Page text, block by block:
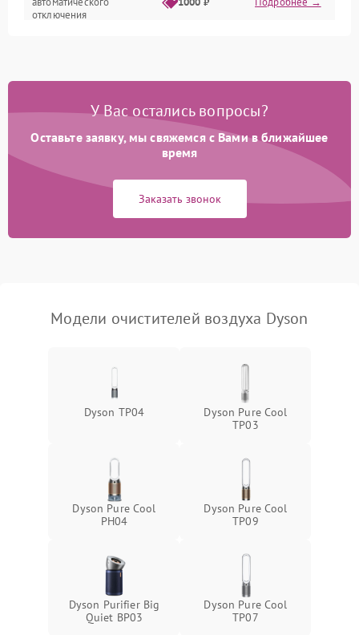
отключения
замыкания
Повреждение системы
защиты от перегрева
1000 ₽
Неисправность системы
Неисправность системы
Поломка системы защиты
от перенапряжения
Не работает авто-режим 1200 ₽ Подробнее →
У Вас остались вопросы?
Оставьте заявку, мы свяжемся с Вами в ближайшее
время
Заказать звонок
Модели очистителей воздуха Dyson
Dyson TP04
Dyson Pure Cool
TP03
Dyson Pure Cool
PH04
Dyson Pure Cool
TP09
Dyson Purifier Big
Quiet BP03
Dyson Pure Cool
TP07